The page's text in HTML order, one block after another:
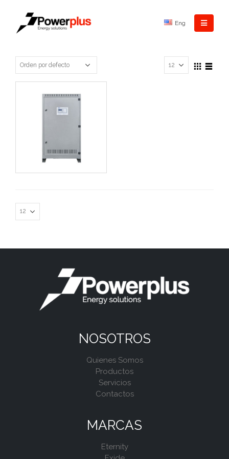
Eng
0
NOSOTROS
Quienes Somos
Productos
Servicios
Contactos
MARCAS
Eternity